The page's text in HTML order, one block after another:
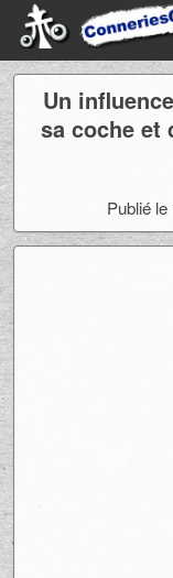
Un
sa coche et
Publié